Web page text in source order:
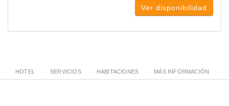
Ver disponibilidad
HOTEL SERVICIOS HABITACIONES MÁS INFORMACIÓN